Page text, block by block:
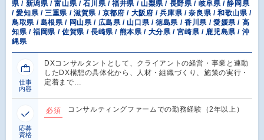
県 / 新潟県 / 富山県 / 石川県 / 福井県 / 山梨県 / 長野県 / 岐阜県 / 静岡県
/ 愛知県 / 三重県 / 滋賀県 / 京都府 / 大阪府 / 兵庫県 / 奈良県 / 和歌山県 /
鳥取県 / 島根県 / 岡山県 / 広島県 / 山口県 / 徳島県 / 香川県 / 愛媛県 / 高
知県 / 福岡県 / 佐賀県 / 長崎県 / 熊本県 / 大分県 / 宮崎県 / 鹿児島県 / 沖
縄県
仕事
内容
DXコンサルタントとして、クライアントの経営・事業と連動
したDX構想の具体化から、人材・組織づくり、施策の実行・
定着まで…
応募
資格
必須 コンサルティングファームでの勤務経験（2年以上）